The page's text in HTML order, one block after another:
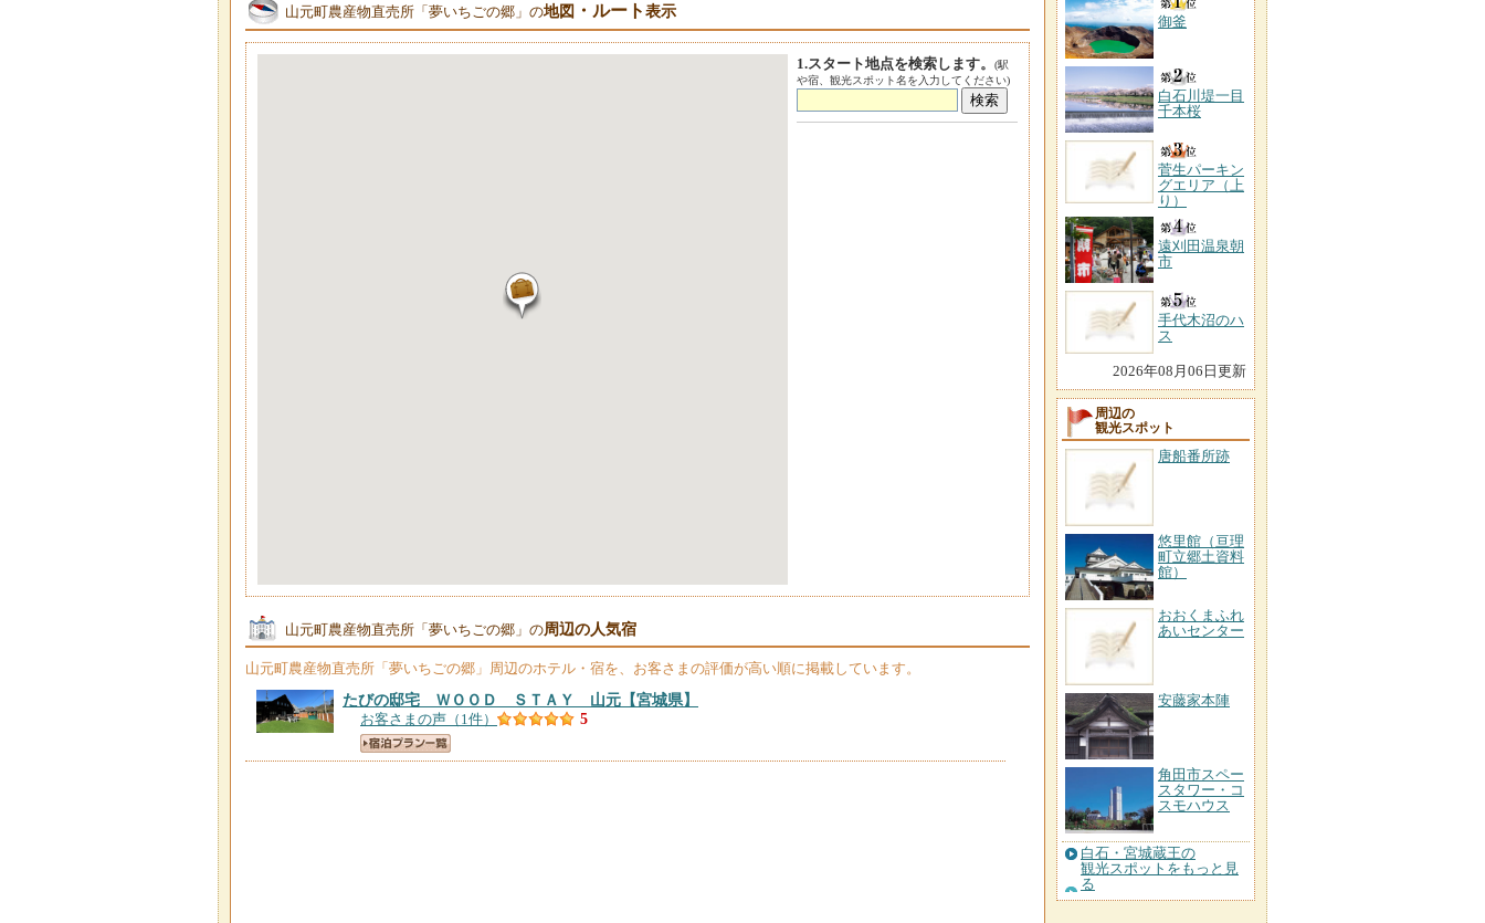
山元町農産物直売所「夢いちごの郷」の地図 ・ルート表示
1.スタート地点を検索します。
(駅
や宿、観光スポット名を入力してください)
山元町農産物直売所「夢いちごの郷」の周辺の人気宿
山元町農産物直売所「夢いちごの郷」 周辺のホテル・宿を、お客さまの評価が高い順に掲載しています。
たびの邸宅 ＷＯＯＤ ＳＴＡＹ 山元 【宮城県】
お客さまの声（1件） 5
御釜
白石川堤一目
千本桜
菅生パーキン
グエリア（上
り）
遠刈田温泉朝
市
手代木沼のハ
ス
2026年08月06日更新
周辺の
観光スポット
唐船番所跡
悠里館（亘理
町立郷土資料
館）
おおくまふれ
あいセンター
安藤家本陣
角田市スペー
スタワー・コ
スモハウス
白石・宮城蔵王の
観光スポットをもっと見
る